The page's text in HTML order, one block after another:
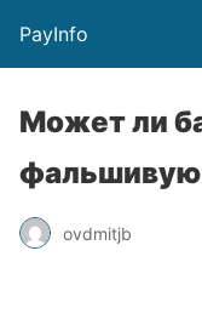
PayInfo
Может ли
ovdmitjb